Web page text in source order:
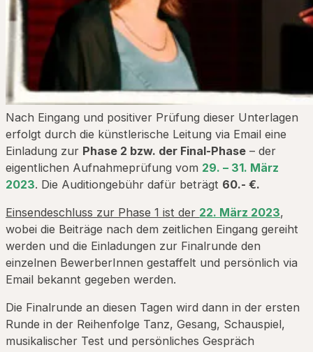
Nach Eingang und positiver Prüfung dieser Unterlagen
erfolgt durch die künstlerische Leitung via Email eine
Einladung zur Phase 2 bzw. der Final-Phase – der
eigentlichen Aufnahmeprüfung vom 29. – 31. März
2023. Die Auditiongebühr dafür beträgt 60.- €.
Einsendeschluss zur Phase 1 ist der 22. März 2023,
wobei die Beiträge nach dem zeitlichen Eingang gereiht
werden und die Einladungen zur Finalrunde den
einzelnen BewerberInnen gestaffelt und persönlich via
Email bekannt gegeben werden.
Die Finalrunde an diesen Tagen wird dann in der ersten
Runde in der Reihenfolge Tanz, Gesang, Schauspiel,
musikalischer Test und persönliches Gespräch